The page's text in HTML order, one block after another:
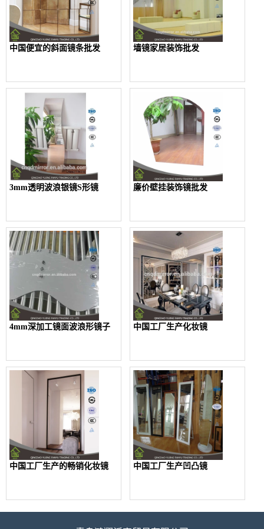
中国便宜的斜面镜条批发 墙镜家居装饰批发
3mm透明波浪银镜S形镜 廉价壁挂装饰镜批发
4mm深加工镜面波浪形镜子 中国工厂生产化妆镜
中国工厂生产的畅销化妆镜 中国工厂生产凹凸镜